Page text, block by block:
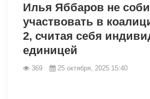
Илья Яббаров не
участвовать в
2, считая себя
единицей
369 25 октября, 2025 15:40